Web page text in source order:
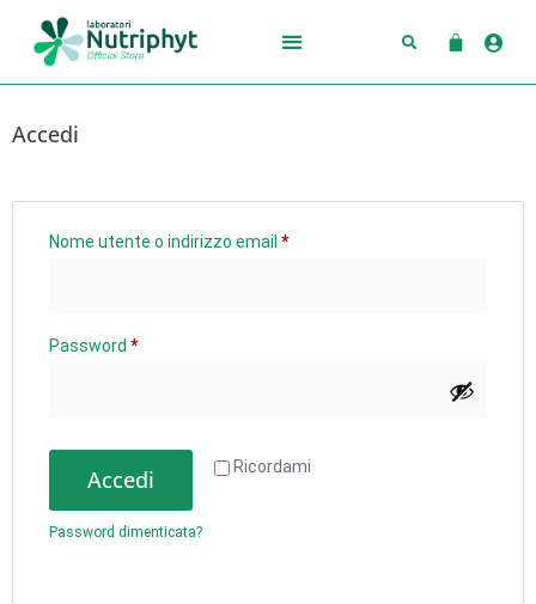
Accedi
Nome utente o indirizzo email *
Password *
Ricordami
Accedi
Password dimenticata?